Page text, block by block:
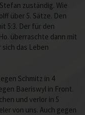
zuständig. Wie
über 5. Sätze. Den
5:3. Der für den
überraschte dann mit
sich das Leben
Schmitz in 4
Baeriswyl in Front.
und verlor in 5
von uns. Auch gegen